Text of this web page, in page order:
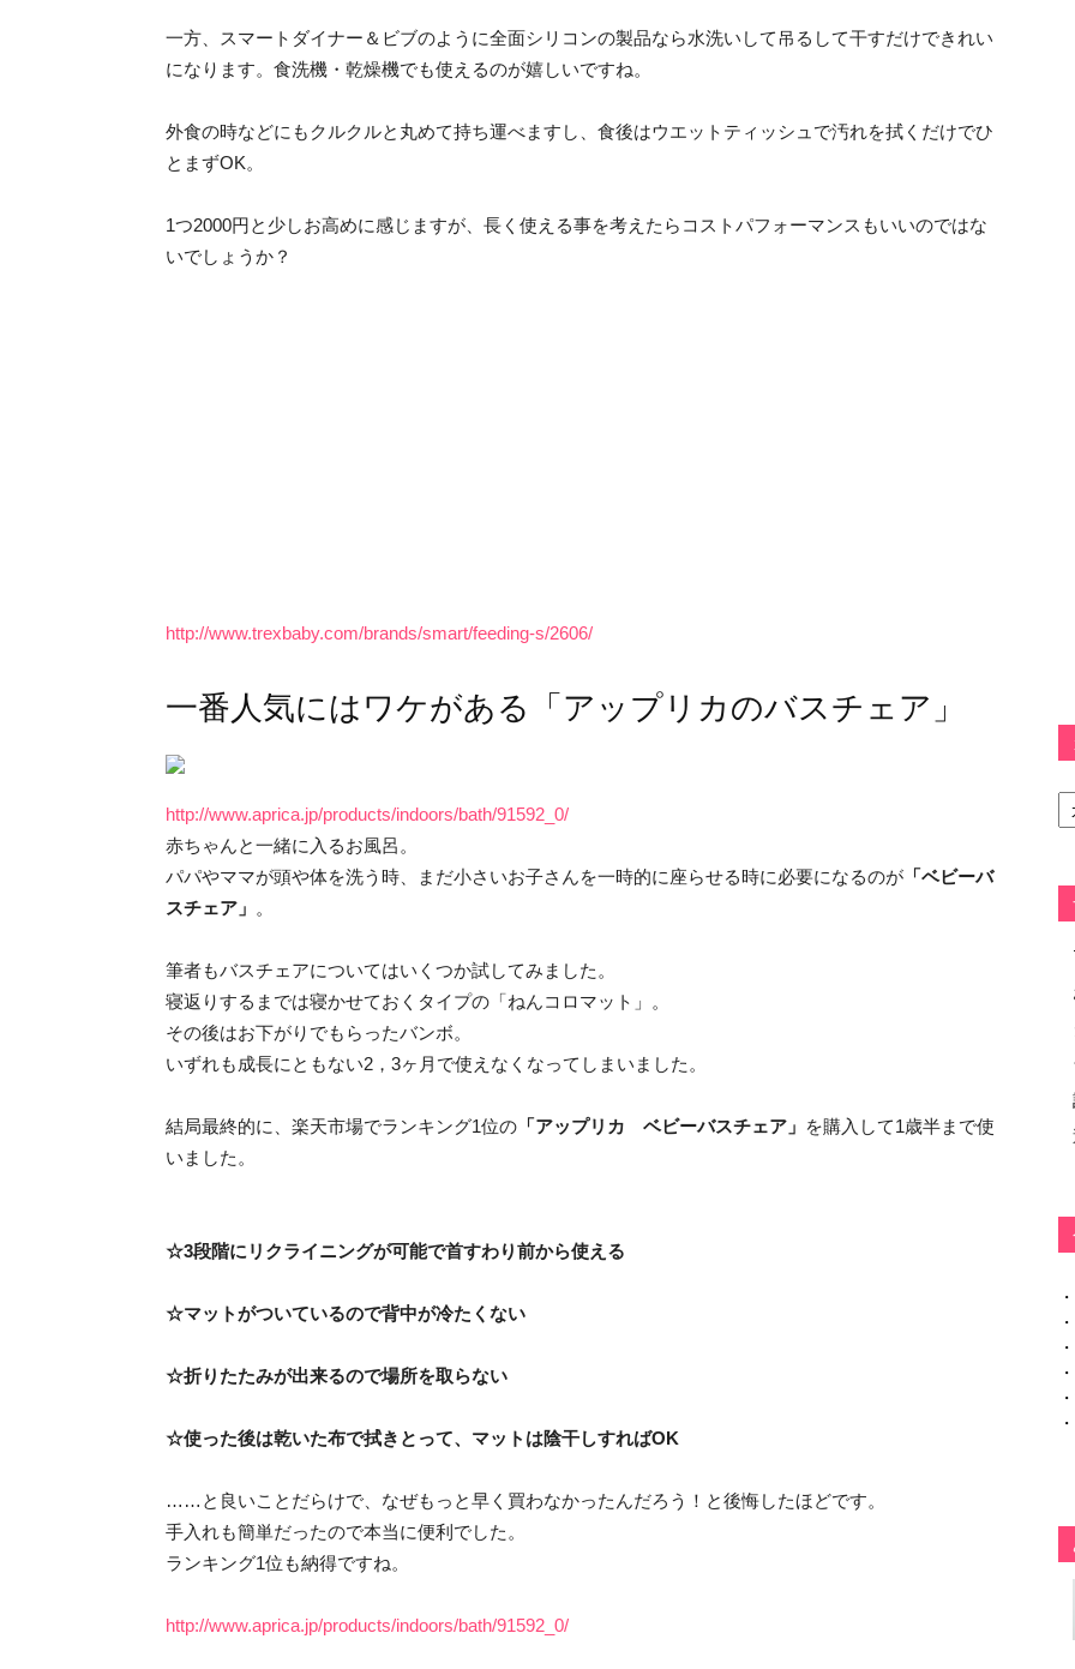
一方、スマートダイナー＆ビブのように全面シリコンの製品なら水洗いして吊るして干すだけできれい
になります。食洗機・乾燥機でも使えるのが嬉しいですね。
外食の時などにもクルクルと丸めて持ち運べますし、食後はウエットティッシュで汚れを拭くだけでひ
とまずOK。
1つ2000円と少しお高めに感じますが、長く使える事を考えたらコストパフォーマンスもいいのではな
いでしょうか？
http://www.trexbaby.com/brands/smart/feeding-s/2606/
一番人気にはワケがある「アップリカのバスチェア」
http://www.aprica.jp/products/indoors/bath/91592_0/
赤ちゃんと一緒に入るお風呂。
パパやママが頭や体を洗う時、まだ小さいお子さんを一時的に座らせる時に必要になるのが 「ベビーバ
スチェア」 。
筆者もバスチェアについてはいくつか試してみました。
寝返りするまでは寝かせておくタイプの「ねんコロマット」。
その後はお下がりでもらったバンボ。
いずれも成長にともない2，3ヶ月で使えなくなってしまいました。
結局最終的に、楽天市場でランキング1位の 「アップリカ ベビーバスチェア」 を購入して1歳半まで使
いました。
☆3段階にリクライニングが可能で首すわり前から使える
☆マットがついているので背中が冷たくない
☆折りたたみが出来るので場所を取らない
☆使った後は乾いた布で拭きとって、マットは陰干しすればOK
……と良いことだらけで、なぜもっと早く買わなかったんだろう！と後悔したほどです。
手入れも簡単だったので本当に便利でした。
ランキング1位も納得ですね。
http://www.aprica.jp/products/indoors/bath/91592_0/
カ
テ
ー
・
・
・
・
・
・